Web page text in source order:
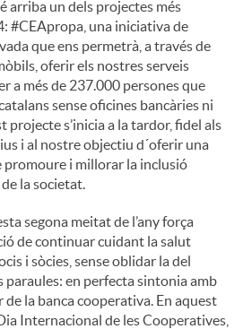
arriba un dels projectes més
#CEApropa, una iniciativa de
que ens permetrà, a través de
oferir els nostres serveis
a més de 237.000 persones que
sense oficines bancàries ni
projecte s’inicia a la tardor, fidel als
i al nostre objectiu d´oferir una
promoure i millorar la inclusió
la societat.
segona meitat de l’any força
de continuar cuidant la salut
i sòcies, sense oblidar la del
paraules: en perfecta sintonia amb
la banca cooperativa. En aquest
Internacional de les Cooperatives,